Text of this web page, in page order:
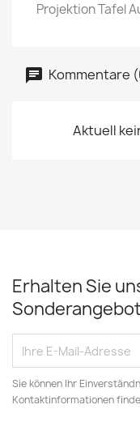
Projektion Tafel
Kommentare
Aktuell
Erhalten Sie
Sie können Ihr
Kontaktinformationen